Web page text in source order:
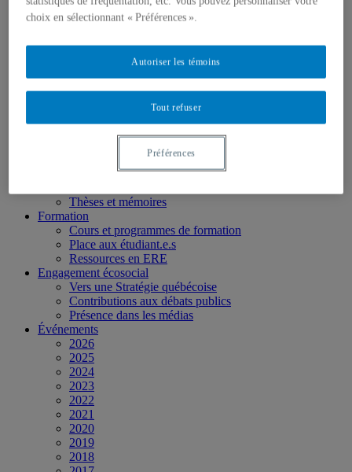
Partenaires
Personnel
Axes de recherche
1) Écocitoyenneté et justice
3) Art et créativité
4) Formation initiale et continue
Publications des membres
Thèses et mémoires
Formation
Cours et programmes de formation
Place aux étudiant.e.s
Ressources en ERE
Engagement écosocial
Vers une Stratégie québécoise
Contributions aux débats publics
Présence dans les médias
Événements
2026
2025
2024
2023
2022
2021
2020
2019
2018
choix en sélectionnant « Préférences ».
Tout refuser
Autoriser les témoins
Préférences